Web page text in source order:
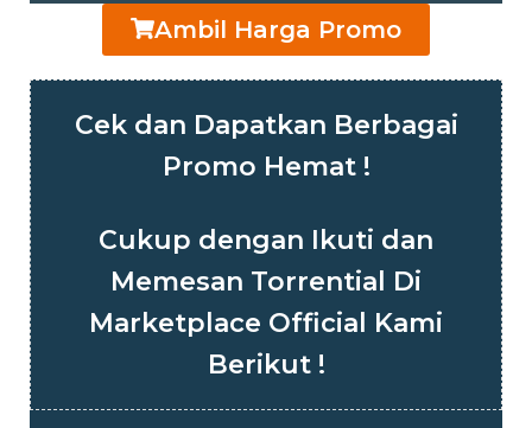
Ambil Harga Promo
Cek dan Dapatkan Berbagai
Promo Hemat !
Cukup dengan Ikuti dan
Memesan Torrential Di
Marketplace Official Kami
Berikut !